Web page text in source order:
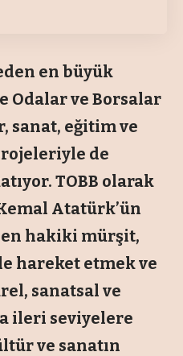
en büyük
Odalar ve Borsalar
sanat, eğitim ve
de
TOBB olarak
Atatürk’ün
en hakiki mürşit,
hareket etmek ve
sanatsal ve
ileri seviyelere
ve sanatın